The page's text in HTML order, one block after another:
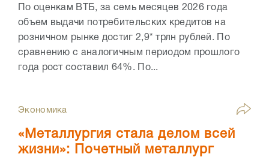
По оценкам ВТБ, за семь месяцев 2026 года
объем выдачи потребительских кредитов на
розничном рынке достиг 2,9* трлн рублей. По
сравнению с аналогичным периодом прошлого
года рост составил 64%. По...
Экономика
«Металлургия стала делом всей
жизни»: Почетный металлург